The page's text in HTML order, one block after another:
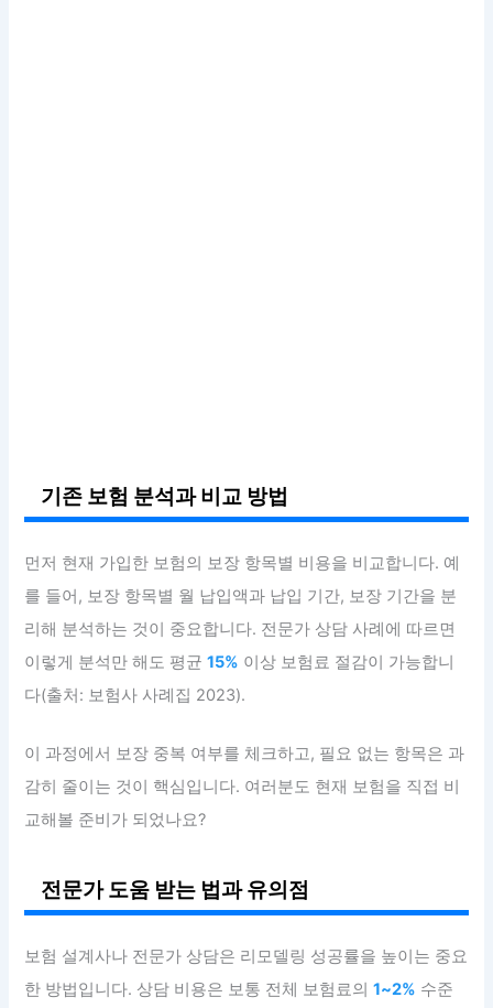
기존 보험 분석과 비교 방법
먼저 현재 가입한 보험의 보장 항목별 비용을 비교합니다. 예
를 들어, 보장 항목별 월 납입액과 납입 기간, 보장 기간을 분
리해 분석하는 것이 중요합니다. 전문가 상담 사례에 따르면
이렇게 분석만 해도 평균15% 이상 보험료 절감이 가능합니
다(출처: 보험사 사례집 2023).
이 과정에서 보장 중복 여부를 체크하고, 필요 없는 항목은 과
감히 줄이는 것이 핵심입니다. 여러분도 현재 보험을 직접 비
교해볼 준비가 되었나요?
전문가 도움 받는 법과 유의점
보험 설계사나 전문가 상담은 리모델링 성공률을 높이는 중요
한 방법입니다. 상담 비용은 보통 전체 보험료의1~2% 수준